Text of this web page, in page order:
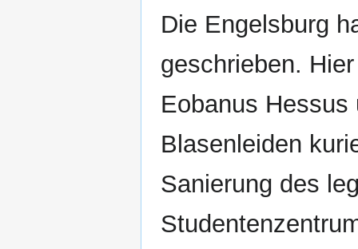
Die Engelsburg
geschrieben.
Eobanus
Blasenleiden
Sanierung des